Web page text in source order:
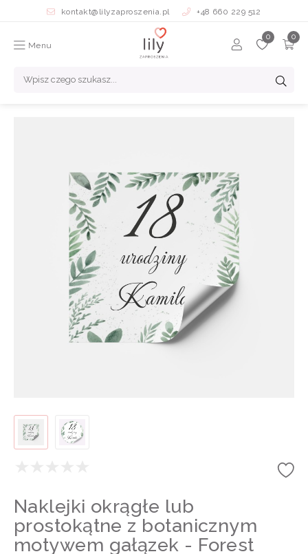
kontakt@lilyzaproszenia.pl +48 660 229 512
Menu
Naklejki okrągłe lub
prostokątne z botanicznym
motywem gałązek - Forest